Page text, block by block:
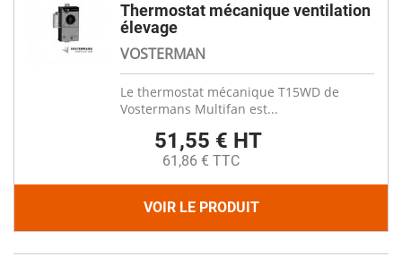
Thermostat mécanique ventilation
élevage
VOSTERMAN
Le thermostat mécanique T15WD de
Vostermans Multifan est...
51,55 € HT
61,86 € TTC
VOIR LE PRODUIT